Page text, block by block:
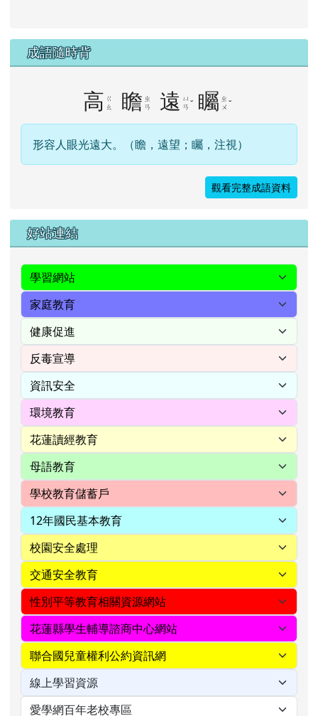
成語隨時背
高 ㄍ
ㄠ
瞻 ㄓ
ㄢ
遠 ㄩ
ㄢ ˇ 矚 ㄓ
ㄨ ˇ
形容人眼光遠大。（瞻，遠望；矚，注視）
觀看完整成語資料
右邊區域內容
好站連結